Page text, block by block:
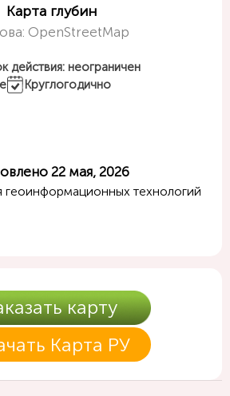
Карта глубин
OpenStreetMap
действия: неограничен
Круглогодично
22 мая, 2026
технологий
карту
Карта РУ